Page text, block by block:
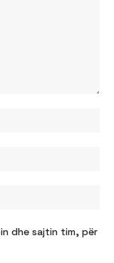
dhe sajtin tim, për